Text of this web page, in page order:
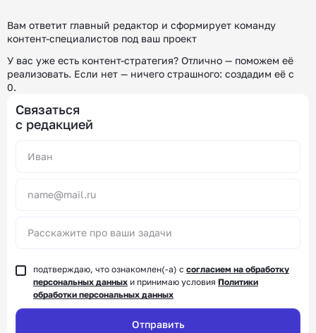
Вам ответит главный редактор и сформирует команду
контент-специалистов под ваш проект
У вас уже есть контент-стратегия? Отлично — поможем её
реализовать. Если нет — ничего страшного: создадим её с
0.
Связаться
с редакцией
подтверждаю, что ознакомлен(-а) с согласием на обработку
персональных данных и принимаю условия Политики
обработки персональных данных